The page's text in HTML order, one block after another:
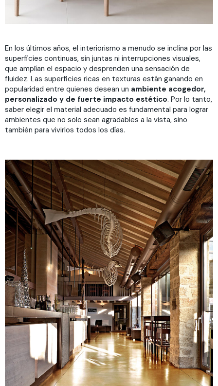
En los últimos años, el interiorismo a menudo se inclina por las
superficies continuas, sin juntas ni interrupciones visuales,
que amplían el espacio y desprenden una sensación de
fluidez. Las superficies ricas en texturas están ganando en
popularidad entre quienes desean un ambiente acogedor,
personalizado y de fuerte impacto estético. Por lo tanto,
saber elegir el material adecuado es fundamental para lograr
ambientes que no solo sean agradables a la vista, sino
también para vivirlos todos los días.